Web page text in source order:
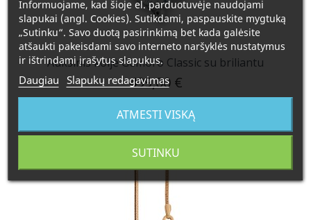
Auksinis koljė Gemoro Classic su briliantu
499,00 €
Informuojame, kad šioje el. parduotuvėje naudojami
slapukai (angl. Cookies). Sutikdami, paspauskite mygtuką
„Sutinku“. Savo duotą pasirinkimą bet kada galėsite
atšaukti pakeisdami savo interneto naršyklės nustatymus
ir ištrindami įrašytus slapukus.
Daugiau Slapukų redagavimas
ATMESTI VISKĄ
SUTINKU